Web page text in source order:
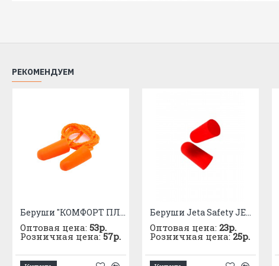
РЕКОМЕНДУЕМ
Беруши "КОМФОРТ ПЛЮС" AMPARO с кордом
Оптовая цена: 53р.
Розничная цена:57р.
Беруши Jeta Safety JEM20
Оптовая цена: 23р.
Розничная цена:25р.